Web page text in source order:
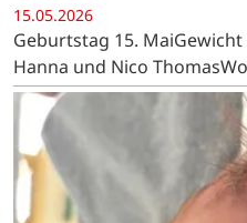
15.05.2026
Geburtstag 15.
Hanna und Nico